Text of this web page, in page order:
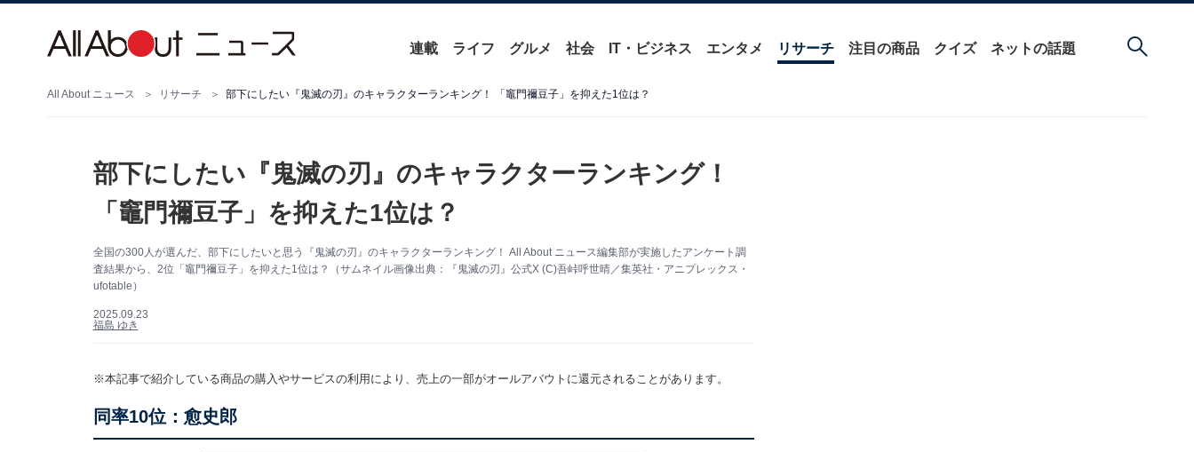
連載 ライフ グルメ 社会 IT・ビジネス エンタメ リサーチ 注目の商品 クイズ ネットの話題
All About ニュース リサーチ 部下にしたい『鬼滅の刃』のキャラクターランキング！ 「竈門禰豆子」を抑えた1位は？
部下にしたい『鬼滅の刃』のキャラクターランキング！
「竈門禰豆子」を抑えた1位は？
全国の300人が選んだ、部下にしたいと思う『鬼滅の刃』のキャラクターランキング！ All About ニュース編集部が実施したアンケート調
査結果から、2位「竈門禰豆子」を抑えた1位は？（サムネイル画像出典：『鬼滅の刃』公式X (C)吾峠呼世晴／集英社・アニプレックス・
ufotable）
2025.09.23
福島 ゆき
※本記事で紹介している商品の購入やサービスの利用により、売上の一部がオールアバウトに還元されることがあります。
同率10位：愈史郎